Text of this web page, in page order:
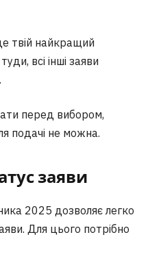
твій найкращий
всі інші заяви
перед вибором,
подачі не можна.
заяви
2025 дозволяє легко
Для цього потрібно